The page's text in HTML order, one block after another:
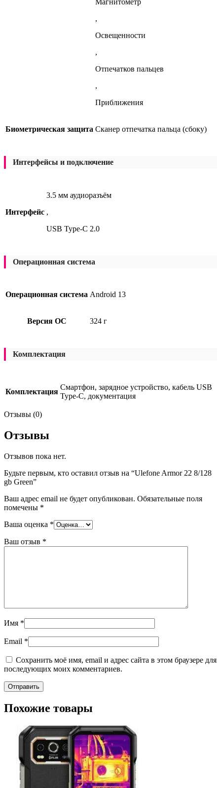
,
Освещенности
,
Отпечатков пальцев
,
Приближения
Биометрическая защита Сканер отпечатка пальца (сбоку)
Интерфейсы и подключение
Интерфейс
3.5 мм аудиоразъём
,
USB Type-C 2.0
Операционная система
Операционная система Android 13
Версия ОС 324 г
Комплектация
Комплектация
Смартфон, зарядное устройство, кабель USB
Type-C, документация
Отзывы (0)
Отзывы
Отзывов пока нет.
Будьте первым, кто оставил отзыв на “Ulefone Armor 22 8/128
gb Green”
Ваш адрес email не будет опубликован. Обязательные поля
помечены *
Ваша оценка *
Ваш отзыв *
Имя *
Email *
Сохранить моё имя, email и адрес сайта в этом браузере для
последующих моих комментариев.
Похожие товары